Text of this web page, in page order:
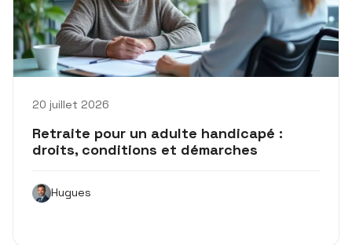
20 juillet 2026
Retraite pour un adulte handicapé :
droits, conditions et démarches
Hugues